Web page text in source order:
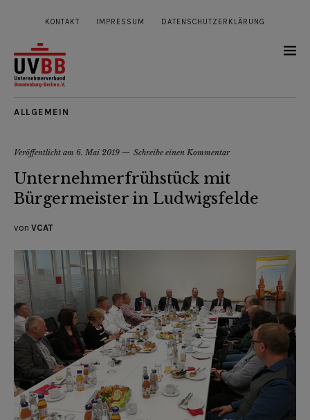
KONTAKT IMPRESSUM DATENSCHUTZERKLÄRUNG
ALLGEMEIN
Veröffentlicht am 6. Mai 2019 Schreibe einen Kommentar
Unternehmerfrühstück mit
Bürgermeister in Ludwigsfelde
von VCAT